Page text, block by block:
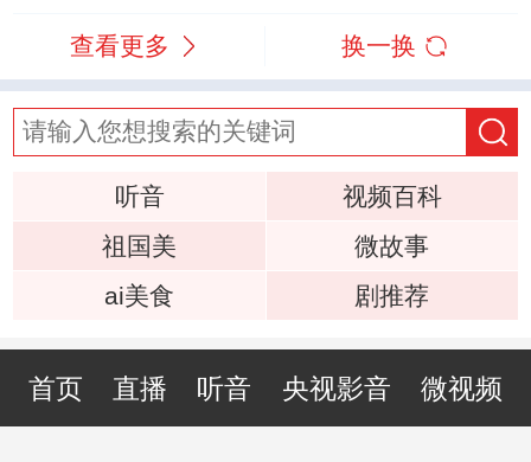
查看更多 换一换
听音
视频百科
祖国美
微故事
ai美食
剧推荐
首页 直播 听音 央视影音 微视频